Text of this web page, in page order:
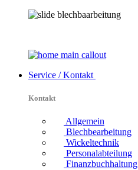
Service / Kontakt
Kontakt
Allgemein
Blechbearbeitung
Wickeltechnik
Personalabteilung
Finanzbuchhaltung